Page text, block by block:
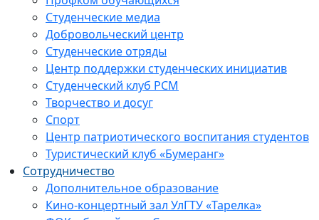
Студенческие медиа
Добровольческий центр
Студенческие отряды
Центр поддержки студенческих инициатив
Студенческий клуб РСМ
Творчество и досуг
Спорт
Центр патриотического воспитания студентов
Туристический клуб «Бумеранг»
Сотрудничество
Дополнительное образование
Кино-концертный зал УлГТУ «Тарелка»